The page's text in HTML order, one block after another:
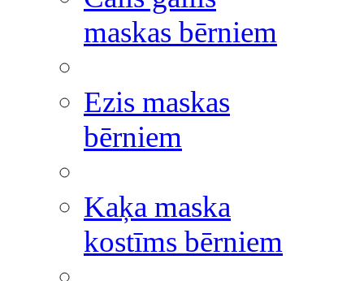
maskas bērniem
Ezis maskas
bērniem
Kaķa maska
kostīms bērniem